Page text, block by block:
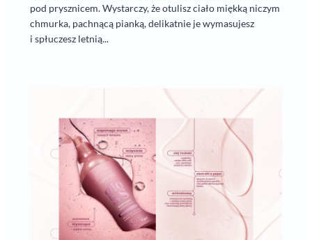
pod prysznicem. Wystarczy, że otulisz ciało miękką niczym
chmurka, pachnącą pianką, delikatnie je wymasujesz
i spłuczesz letnią...